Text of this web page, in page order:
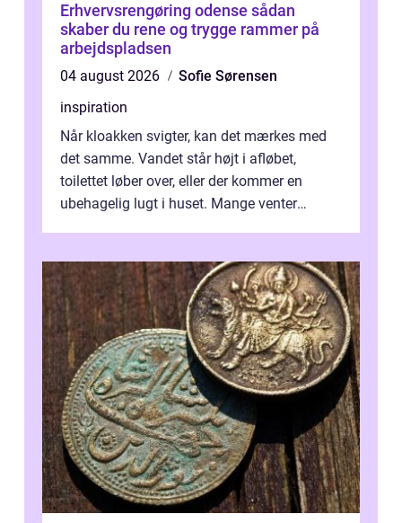
Erhvervsrengøring odense sådan
skaber du rene og trygge rammer på
arbejdspladsen
04 august 2026
Sofie Sørensen
inspiration
Når kloakken svigter, kan det mærkes med
det samme. Vandet står højt i afløbet,
toilettet løber over, eller der kommer en
ubehagelig lugt i huset. Mange venter